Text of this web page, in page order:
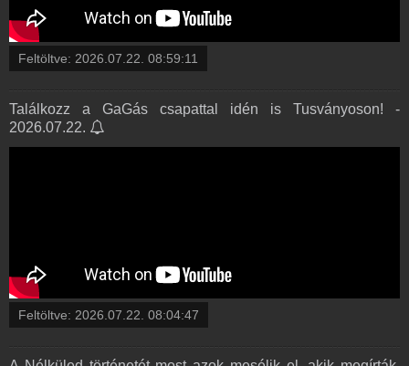
Feltöltve: 2026.07.22. 08:59:11
Találkozz a GaGás csapattal idén is Tusványoson! -
2026.07.22.
Feltöltve: 2026.07.22. 08:04:47